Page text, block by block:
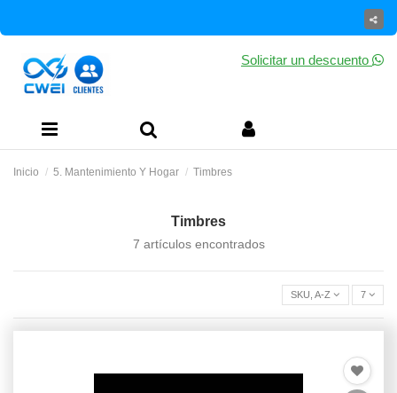
Solicitar un descuento
Inicio 5. Mantenimiento Y Hogar Timbres
Timbres
7 artículos encontrados
SKU,